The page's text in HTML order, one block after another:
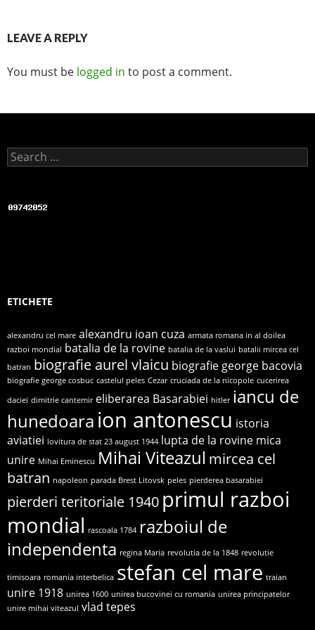
k
LEAVE A REPLY
You must be logged in to post a comment.
Search for:
ETICHETE
alexandru cel mare alexandru ioan cuza armata romana in al doilea
razboi mondial batalia de la rovine batalia de la vaslui batalii mircea cel
batran biografie aurel vlaicu biografie george bacovia
biografie george cosbuc castelul peles Cezar cruciada de la nicopole cucerirea
daciei dimitrie cantemir eliberarea Basarabiei hitler iancu de
hunedoara ion antonescu istoria
aviatiei lovitura de stat 23 august 1944 lupta de la rovine mica
unire Mihai Eminescu Mihai Viteazul mircea cel
batran napoleon parada Brest Litovsk peles pierderea basarabiei
pierderi teritoriale 1940 primul razboi
mondial rascoala 1784 razboiul de
independenta regina Maria revolutia de la 1848 revolutie
timisoara romania interbelica stefan cel mare traian
unire 1918 unirea 1600 unirea bucovinei cu romania unirea principatelor
unire mihai viteazul vlad tepes